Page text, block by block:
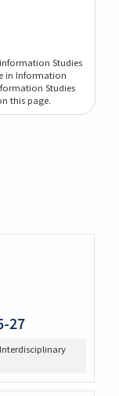
Studies
in Information
Studies
this page.
27